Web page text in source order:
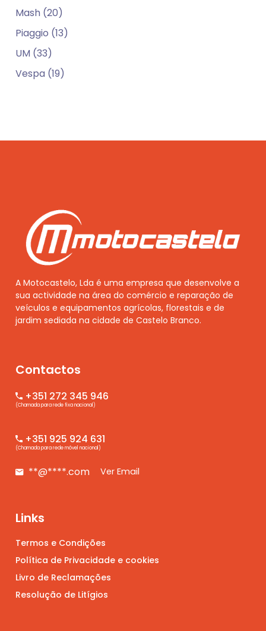
Mash (20)
Piaggio (13)
UM (33)
Vespa (19)
A Motocastelo, Lda é uma empresa que desenvolve a
sua actividade na área do comércio e reparação de
veículos e equipamentos agrícolas, florestais e de
jardim sediada na cidade de Castelo Branco.
Contactos
+351 272 345 946
(Chamada para rede fixa nacional)
+351 925 924 631
(Chamada para rede móvel nacional)
**@****.com Ver Email
Links
Termos e Condições
Política de Privacidade e cookies
Livro de Reclamações
Resolução de Litígios